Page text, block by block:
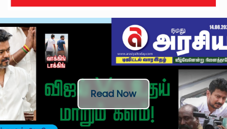
Read Now